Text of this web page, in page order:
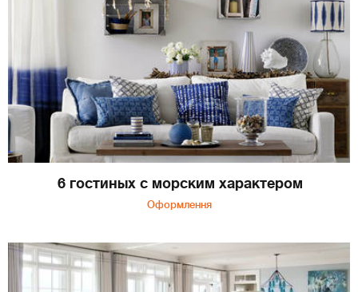
6 гостиных с морским характером
Оформлення